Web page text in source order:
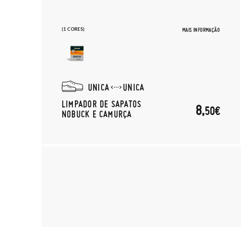
(1 CORES) MAIS INFORMAÇÃO
UNICA
UNICA
LIMPADOR DE SAPATOS
NOBUCK E CAMURÇA
8,50€